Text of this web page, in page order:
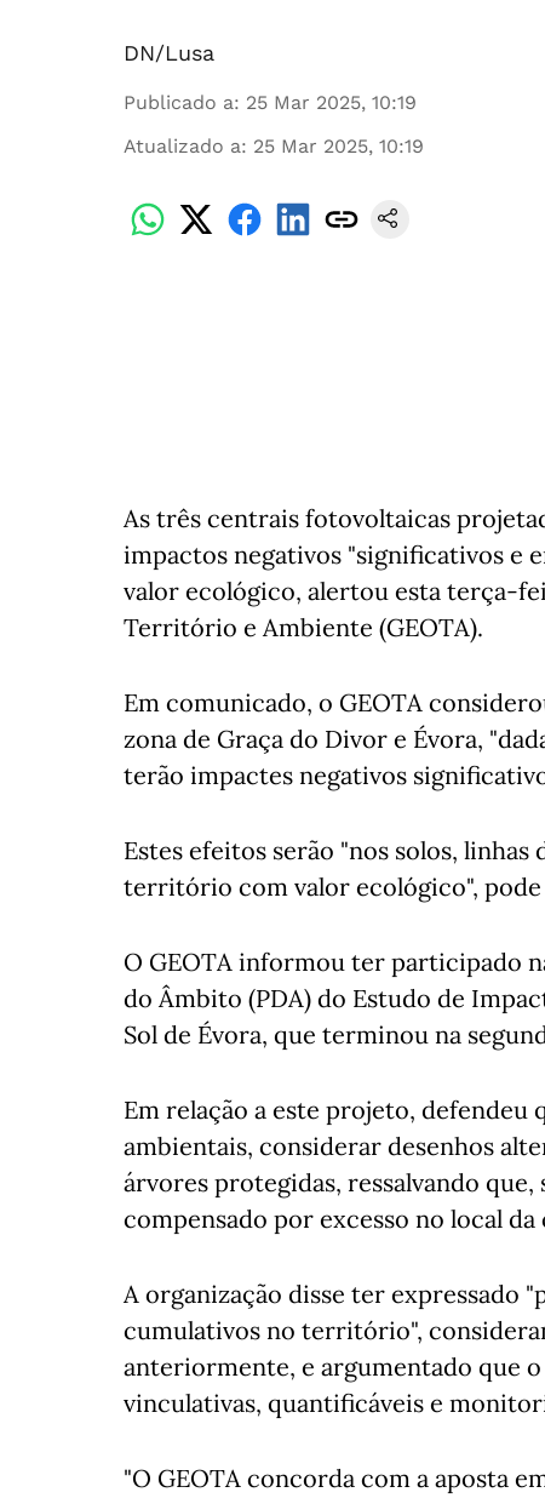
DN/Lusa
Publicado a: 25 Mar 2025, 10:19
Atualizado a: 25 Mar 2025, 10:19
As três centrais fotovoltaicas
impactos negativos "significativos
valor ecológico, alertou esta terça-
Território e Ambiente (GEOTA).
Em comunicado, o GEOTA
zona de Graça do Divor e Évora,
terão impactes negativos
Estes efeitos serão "nos solos, linhas
território com valor ecológico",
O GEOTA informou ter participado
do Âmbito (PDA) do Estudo de
Sol de Évora, que terminou na
Em relação a este projeto, defendeu
ambientais, considerar desenhos
árvores protegidas, ressalvando
compensado por excesso no local
A organização disse ter expressado
cumulativos no território",
anteriormente, e argumentado que
vinculativas, quantificáveis e
"O GEOTA concorda com a aposta